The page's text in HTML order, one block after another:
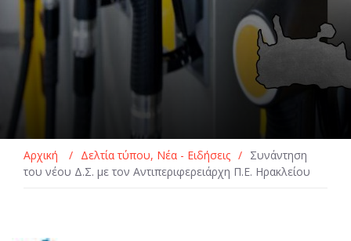
Αρχική / Δελτία τύπου, Νέα - Ειδήσεις / Συνάντηση
του νέου Δ.Σ. με τον Αντιπεριφερειάρχη Π.Ε. Ηρακλείου